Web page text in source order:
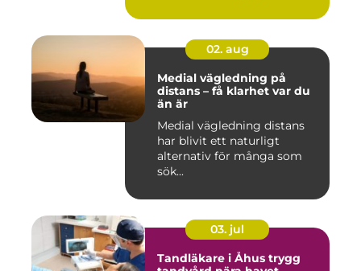
02. aug
Medial vägledning på
distans – få klarhet var du
än är
Medial vägledning distans
har blivit ett naturligt
alternativ för många som
sök...
03. jul
Tandläkare i Åhus trygg